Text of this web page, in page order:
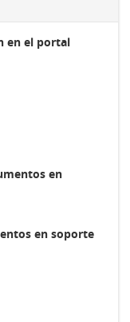
en el portal
en
en soporte